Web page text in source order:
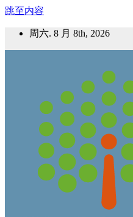
跳至内容
周六. 8 月 8th, 2026